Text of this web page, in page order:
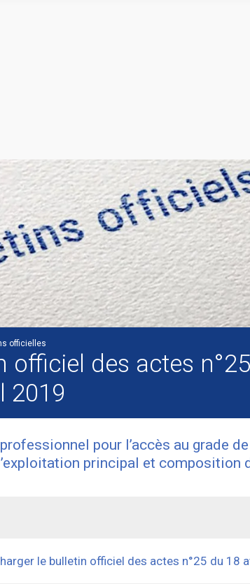
officielles
officiel des actes
2019
pour l’accès au grade
principal et composition
le bulletin officiel des actes n°25 du 18